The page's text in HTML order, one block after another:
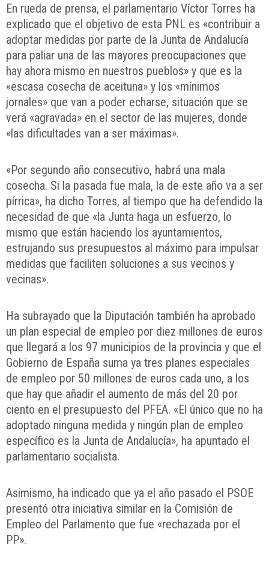
En rueda de prensa, el parlamentario Víctor Torres ha
explicado que el objetivo de esta PNL es «contribuir a
adoptar medidas por parte de la Junta de Andalucía
para paliar una de las mayores preocupaciones que
hay ahora mismo en nuestros pueblos» y que es la
«escasa cosecha de aceituna» y los «mínimos
jornales» que van a poder echarse, situación que se
verá «agravada» en el sector de las mujeres, donde
«las dificultades van a ser máximas».
«Por segundo año consecutivo, habrá una mala
cosecha. Si la pasada fue mala, la de este año va a ser
pírrica», ha dicho Torres, al tiempo que ha defendido la
necesidad de que «la Junta haga un esfuerzo, lo
mismo que están haciendo los ayuntamientos,
estrujando sus presupuestos al máximo para impulsar
medidas que faciliten soluciones a sus vecinos y
vecinas».
Ha subrayado que la Diputación también ha aprobado
un plan especial de empleo por diez millones de euros
que llegará a los 97 municipios de la provincia y que el
Gobierno de España suma ya tres planes especiales
de empleo por 50 millones de euros cada uno, a los
que hay que añadir el aumento de más del 20 por
ciento en el presupuesto del PFEA. «El único que no ha
adoptado ninguna medida y ningún plan de empleo
específico es la Junta de Andalucía», ha apuntado el
parlamentario socialista.
Asimismo, ha indicado que ya el año pasado el PSOE
presentó otra iniciativa similar en la Comisión de
Empleo del Parlamento que fue «rechazada por el
PP».